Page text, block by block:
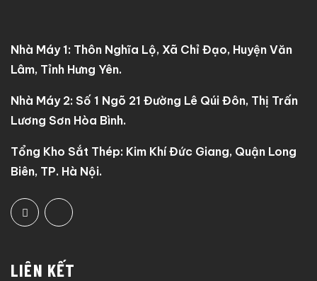
Nhà Máy 1: Thôn Nghĩa Lộ, Xã Chỉ Đạo, Huyện Văn
Lâm, Tỉnh Hưng Yên.
Nhà Máy 2: Số 1 Ngõ 21 Đường Lê Qúi Đôn, Thị Trấn
Lương Sơn Hòa Bình.
Tổng Kho Sắt Thép: Kim Khí Đức Giang, Quận Long
Biên, TP. Hà Nội.
LIÊN KẾT